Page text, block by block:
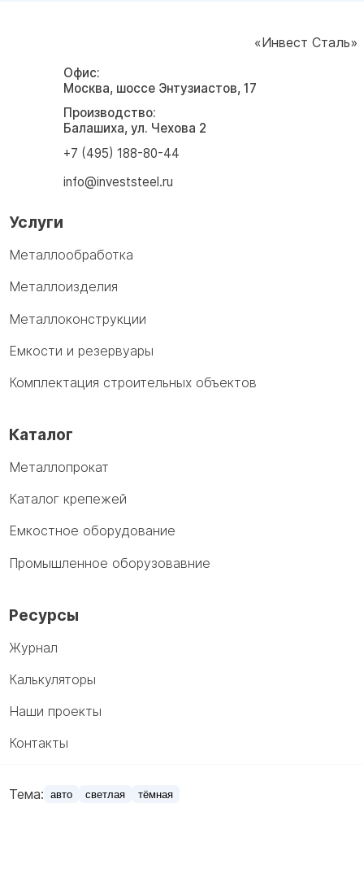
«Инвест Сталь»
Офис:
Москва, шоссе Энтузиастов, 17
Производство:
Балашиха, ул. Чехова 2
+7 (495) 188-80-44
info@investsteel.ru
Услуги
Металлообработка
Металлоизделия
Металлоконструкции
Емкости и резервуары
Комплектация строительных объектов
Каталог
Металлопрокат
Каталог крепежей
Емкостное оборудование
Промышленное оборузовавние
Ресурсы
Журнал
Калькуляторы
Наши проекты
Контакты
Тема: авто светлая тёмная